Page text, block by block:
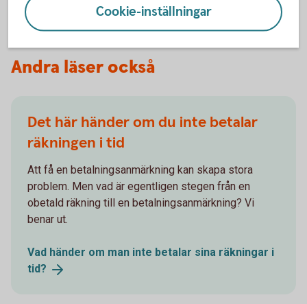
Andra läser också
Det här händer om du inte betalar
räkningen i tid
Att få en betalningsanmärkning kan skapa stora
problem. Men vad är egentligen stegen från en
obetald räkning till en betalningsanmärkning? Vi
benar ut.
Vad händer om man inte betalar sina räkningar i
tid?
Cookie-inställningar